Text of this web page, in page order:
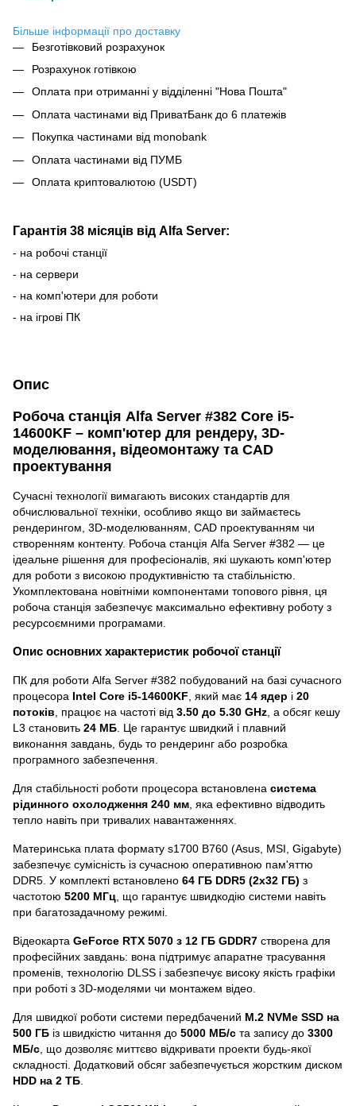
Більше інформації про доставку
Безготівковий розрахунок
Розрахунок готівкою
Оплата при отриманні у відділенні "Нова Пошта"
Оплата частинами від ПриватБанк до 6 платежів
Покупка частинами від monobank
Оплата частинами від ПУМБ
Оплата криптовалютою (USDT)
Гарантія 38 місяців від Alfa Server:
- на робочі станції
- на сервери
- на комп'ютери для роботи
- на ігрові ПК
Опис
Робоча станція Alfa Server #382 Core i5-
14600KF – комп'ютер для рендеру, 3D-
моделювання, відеомонтажу та CAD
проектування
Сучасні технології вимагають високих стандартів для
обчислювальної техніки, особливо якщо ви займаєтесь
рендерингом, 3D-моделюванням, CAD проектуванням чи
створенням контенту. Робоча станція Alfa Server #382 — це
ідеальне рішення для професіоналів, які шукають комп'ютер
для роботи з високою продуктивністю та стабільністю.
Укомплектована новітніми компонентами топового рівня, ця
робоча станція забезпечує максимально ефективну роботу з
ресурсоємними програмами.
Опис основних характеристик робочої станції
ПК для роботи Alfa Server #382 побудований на базі сучасного
процесора Intel Core i5-14600KF , який має 14 ядер і 20
потоків , працює на частоті від 3.50 до 5.30 GHz , а обсяг кешу
L3 становить 24 МБ . Це гарантує швидкий і плавний
виконання завдань, будь то рендеринг або розробка
програмного забезпечення.
Для стабільності роботи процесора встановлена система
рідинного охолодження 240 мм , яка ефективно відводить
тепло навіть при тривалих навантаженнях.
Материнська плата формату s1700 B760 (Asus, MSI, Gigabyte)
забезпечує сумісність із сучасною оперативною пам'яттю
DDR5. У комплекті встановлено 64 ГБ DDR5 (2x32 ГБ) з
частотою 5200 МГц , що гарантує швидкодію системи навіть
при багатозадачному режимі.
Відеокарта GeForce RTX 5070 з 12 ГБ GDDR7 створена для
професійних завдань: вона підтримує апаратне трасування
променів, технологію DLSS і забезпечує високу якість графіки
при роботі з 3D-моделями чи монтажем відео.
Для швидкої роботи системи передбачений M.2 NVMe SSD на
500 ГБ із швидкістю читання до 5000 МБ/с та запису до 3300
МБ/с , що дозволяє миттєво відкривати проекти будь-якої
складності. Додатковий обсяг забезпечується жорстким диском
HDD на 2 ТБ